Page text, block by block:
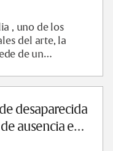
, uno de los
del arte, la
de un
desaparecida
ausencia en